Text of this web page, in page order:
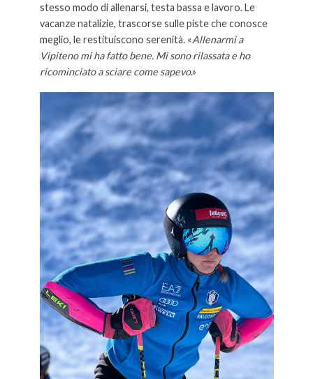
stesso modo di allenarsi, testa bassa e lavoro. Le
vacanze natalizie, trascorse sulle piste che conosce
meglio, le restituiscono serenità. «Allenarmi a
Vipiteno mi ha fatto bene. Mi sono rilassata e ho
ricominciato a sciare come sapevo.»